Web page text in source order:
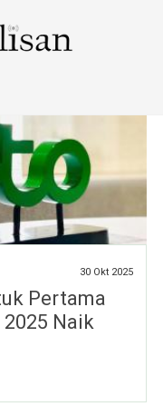
30 Okt 2025
Pertama
2025 Naik